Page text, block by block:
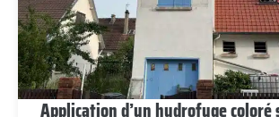
Application d’un hydrofuge